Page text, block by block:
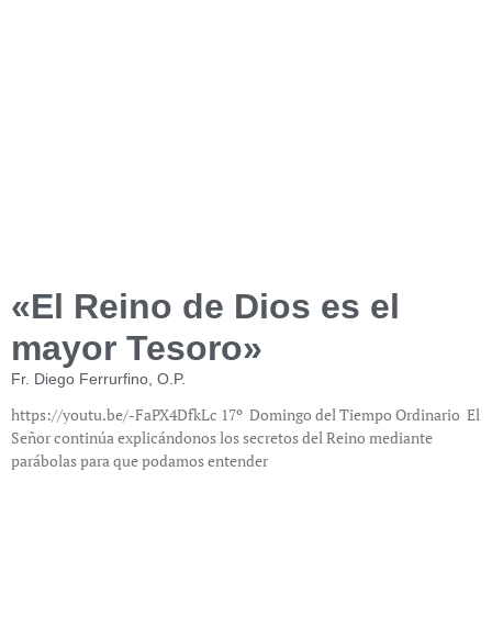
«El Reino de Dios es el
mayor Tesoro»
Fr. Diego Ferrurfino, O.P.
https://youtu.be/-FaPX4DfkLc 17º Domingo del Tiempo Ordinario El
Señor continúa explicándonos los secretos del Reino mediante
parábolas para que podamos entender